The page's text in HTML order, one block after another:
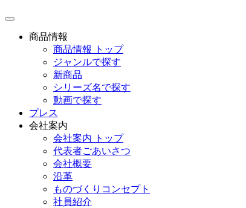
toggle
navigation商品情報
商品情報 トップ
ジャンルで探す
新商品
シリーズ名で探す
動画で探す
プレス
会社案内
会社案内 トップ
代表者ごあいさつ
会社概要
沿革
ものづくりコンセプト
社員紹介